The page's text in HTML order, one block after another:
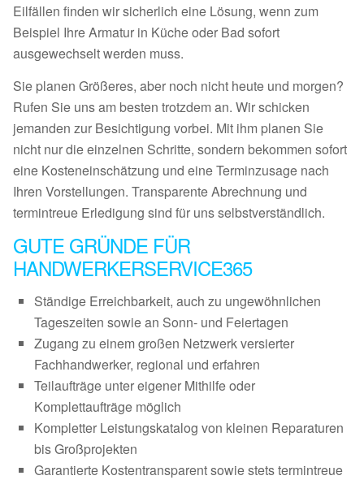
Eilfällen finden wir sicherlich eine Lösung, wenn zum
Beispiel Ihre Armatur in Küche oder Bad sofort
ausgewechselt werden muss.
Sie planen Größeres, aber noch nicht heute und morgen?
Rufen Sie uns am besten trotzdem an. Wir schicken
jemanden zur Besichtigung vorbei. Mit ihm planen Sie
nicht nur die einzelnen Schritte, sondern bekommen sofort
eine Kosteneinschätzung und eine Terminzusage nach
Ihren Vorstellungen. Transparente Abrechnung und
termintreue Erledigung sind für uns selbstverständlich.
GUTE GRÜNDE FÜR
HANDWERKERSERVICE365
Ständige Erreichbarkeit, auch zu ungewöhnlichen
Tageszeiten sowie an Sonn- und Feiertagen
Zugang zu einem großen Netzwerk versierter
Fachhandwerker, regional und erfahren
Teilaufträge unter eigener Mithilfe oder
Komplettaufträge möglich
Kompletter Leistungskatalog von kleinen Reparaturen
bis Großprojekten
Garantierte Kostentransparent sowie stets termintreue